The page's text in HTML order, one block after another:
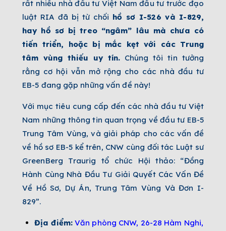
rất nhiều nhà đầu tư Việt Nam đầu tư trước đạo
luật RIA đã bị từ chối hồ sơ I-526 và I-829,
hay hồ sơ bị treo “ngâm” lâu mà chưa có
tiến triển, hoặc bị mắc kẹt với các Trung
tâm vùng thiếu uy tín. Chúng tôi tin tưởng
rằng cơ hội vẫn mở rộng cho các nhà đầu tư
EB-5 đang gặp những vấn đề này!
Với mục tiêu cung cấp đến các nhà đầu tư Việt
Nam những thông tin quan trọng về đầu tư EB-5
Trung Tâm Vùng, và giải pháp cho các vấn đề
về hồ sơ EB-5 kể trên, CNW cùng đối tác Luật sư
GreenBerg Traurig tổ chức Hội thảo: “Đồng
Hành Cùng Nhà Đầu Tư Giải Quyết Các Vấn Đề
Về Hồ Sơ, Dự Án, Trung Tâm Vùng Và Đơn I-
829”.
Địa điểm: Văn phòng CNW, 26-28 Hàm Nghi,